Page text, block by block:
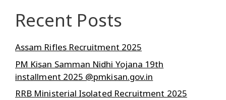
Recent Posts
Assam Rifles Recruitment 2025
PM Kisan Samman Nidhi Yojana 19th
installment 2025 @pmkisan.gov.in
RRB Ministerial Isolated Recruitment 2025